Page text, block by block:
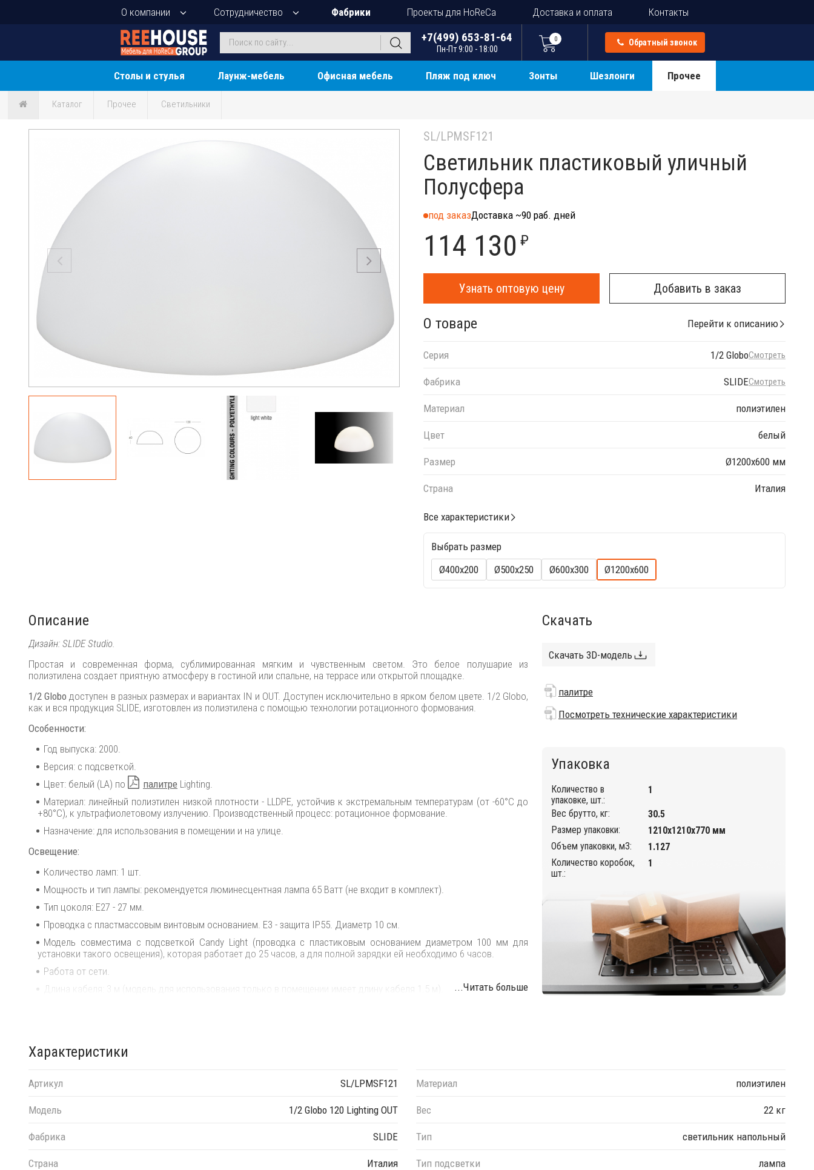
О компании Сотрудничество Фабрики Проекты для HoReCa Доставка и оплата Контакты
+7(499) 653-81-64
Пн-Пт 9:00 - 18:00
0 Обратный звонок
Столы и стулья Лаунж-мебель Офисная мебель Пляж под ключ Зонты Шезлонги Прочее
Каталог Прочее Светильники
SL/LPMSF121
Светильник пластиковый уличный
Полусфера
под заказДоставка ~90 раб. дней
114 130 ₽
Узнать оптовую цену Добавить в заказ
О товаре Перейти к описанию
Серия 1/2 GloboСмотреть
Фабрика SLIDEСмотреть
Материал полиэтилен
Цвет белый
Размер Ø1200х600 мм
Страна Италия
Все характеристики
Выбрать размер
Ø400х200
Ø500х250 Ø600х300 Ø1200х600
Описание
Дизайн: SLIDE Studio.
Простая и современная форма, сублимированная мягким и чувственным светом. Это белое полушарие из
полиэтилена создает приятную атмосферу в гостиной или спальне, на террасе или открытой площадке.
1/2 Globoдоступен в разных размерах и вариантах IN и OUT. Доступен исключительно в ярком белом цвете. 1/2 Globo,
как и вся продукция SLIDE, изготовлен из полиэтилена с помощью технологии ротационного формования.
Особенности:
Год выпуска: 2000.
Версия: с подсветкой.
Цвет: белый (LA) по
палитре Lighting.
Материал: линейный полиэтилен низкой плотности - LLDPE, устойчив к экстремальным температурам (от -60°C до
+80°C), к ультрафиолетовому излучению. Производственный процесс: ротационное формование.
Назначение: для использования в помещении и на улице.
Освещение:
Количество ламп: 1 шт.
Мощность и тип лампы: рекомендуется люминесцентная лампа 65 Ватт (не входит в комплект).
Тип цоколя: E27 - 27 мм.
Проводка с пластмассовым винтовым основанием. E3 - защита IP55. Диаметр 10 см.
Модель совместима с подсветкой Candy Light (проводка с пластиковым основанием диаметром 100 мм для
установки такого освещения), которая работает до 25 часов, а для полной зарядки ей необходимо 6 часов.
Работа от сети.
Длина кабеля: 3 м (модель для использования только в помещении имеет длину кабеля 1.5 м).
Устройство подходит для непосредственного монтажа на нормально воспламеняющихся поверхностях.
Посмотреть технические характеристики
менеджерам!
...Читать больше
Скачать
Скачать 3D-модель
палитре
Посмотреть технические характеристики
Упаковка
Количество в
упаковке, шт.:
1
Вес брутто, кг:
30.5
Размер упаковки:
1210х1210х770 мм
Объем упаковки, м3:
1.127
Количество коробок,
шт.:
1
Характеристики
Артикул SL/LPMSF121
Модель 1/2 Globo 120 Lighting OUT
Фабрика SLIDE
Страна Италия
Материал полиэтилен
Вес 22 кг
Тип светильник напольный
Тип подсветки лампа